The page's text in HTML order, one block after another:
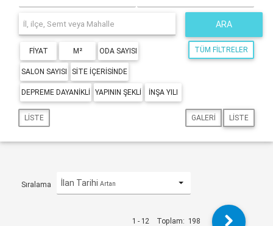
ARA
FIYAT M² ODA SAYISI
SALON SAYISI SITE IÇERISINDE
DEPREME DAYANIKLI YAPININ ŞEKLI İNŞA YILI
TÜM FILTRELER
LISTE GALERI LISTE
Sıralama İlan Tarihi Artan
1 - 12 Toplam: 198